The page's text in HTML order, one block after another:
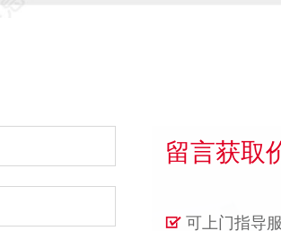
留言获取
可上门指导